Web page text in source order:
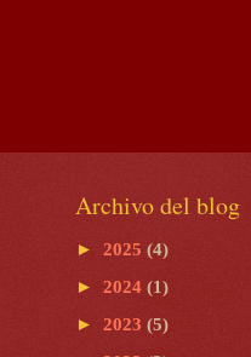
Archivo del blog
► 2025 (4)
► 2024 (1)
► 2023 (5)